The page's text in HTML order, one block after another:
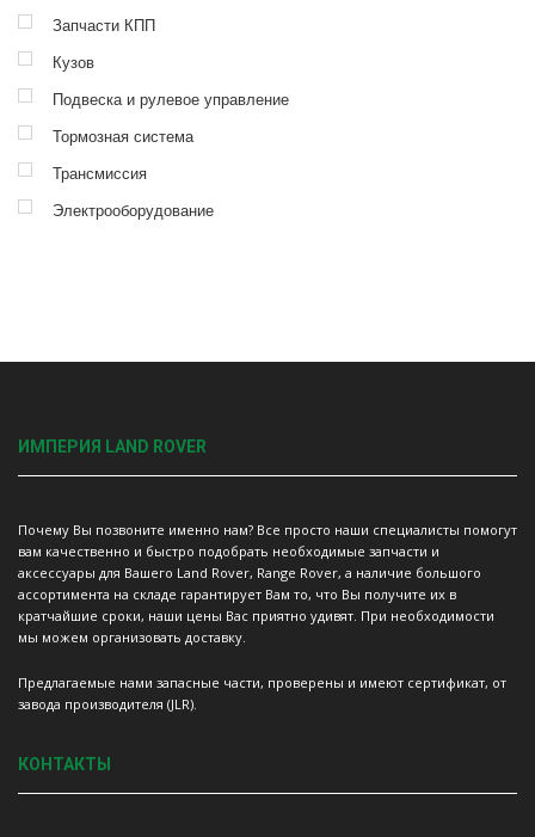
Запчасти КПП
Кузов
Подвеска и рулевое управление
Тормозная система
Трансмиссия
Электрооборудование
ИМПЕРИЯ LAND ROVER
Почему Вы позвоните именно нам? Все просто наши специалисты помогут
вам качественно и быстро подобрать необходимые запчасти и
аксессуары для Вашего Land Rover, Range Rover, а наличие большого
ассортимента на складе гарантирует Вам то, что Вы получите их в
кратчайшие сроки, наши цены Вас приятно удивят. При необходимости
мы можем организовать доставку.
Предлагаемые нами запасные части, проверены и имеют сертификат, от
завода производителя (JLR).
КОНТАКТЫ